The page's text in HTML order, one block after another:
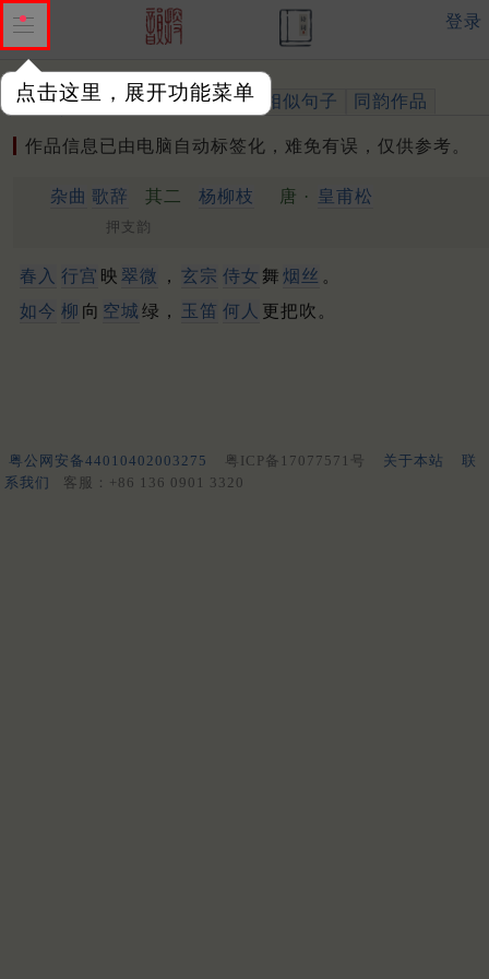
点击这里，展开功能菜单
登录
作品 标注四声 出处、引用 相似句子 同韵作品
作品信息已由电脑自动标签化，难免有误，仅供参考。
杂曲 歌辞 其二 杨柳枝 唐 · 皇甫松
押支韵
春入 行宫 映 翠微 ， 玄宗 侍女 舞 烟丝 。
如今 柳 向 空城 绿， 玉笛 何人 更把吹。
粤公网安备44010402003275 粤ICP备17077571号 关于本站
联
系我们
客服：+86 136 0901 3320